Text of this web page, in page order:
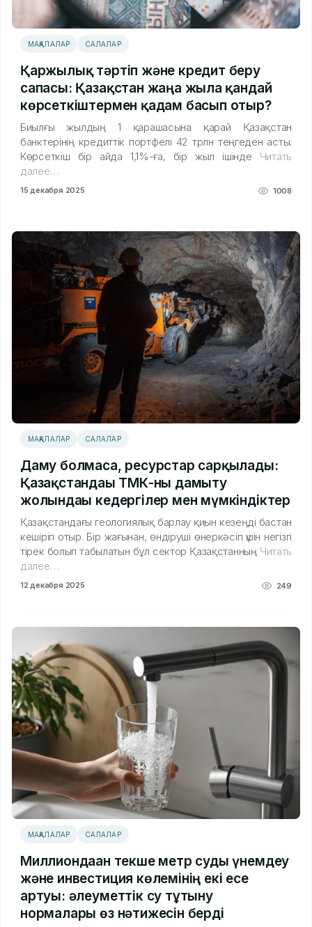
МАҚАЛАЛАР САЛАЛАР
Қаржылық тәртіп және кредит беру
сапасы: Қазақстан жаңа жылға қандай
көрсеткіштермен қадам басып отыр?
Биылғы жылдың 1 қарашасына қарай Қазақстан
банктерінің кредиттік портфелі 42 трлн теңгеден асты.
Көрсеткіш бір айда 1,1%-ға, бір жыл ішінде Читать
далее…
15 декабря 2025 1008
МАҚАЛАЛАР САЛАЛАР
Даму болмаса, ресурстар сарқылады:
Қазақстандағы ТМК-ны дамыту
жолындағы кедергілер мен мүмкіндіктер
Қазақстандағы геологиялық барлау қиын кезеңді бастан
кешіріп отыр. Бір жағынан, өндіруші өнеркәсіп үшін негізгі
тірек болып табылатын бұл сектор ҚазақстанныңЧитать
далее…
12 декабря 2025 249
МАҚАЛАЛАР САЛАЛАР
Миллиондаған текше метр суды үнемдеу
және инвестиция көлемінің екі есе
артуы: әлеуметтік су тұтыну
нормалары өз нәтижесін берді